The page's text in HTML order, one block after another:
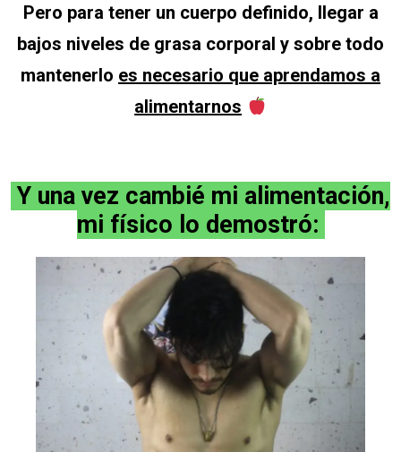
Pero para tener un cuerpo definido, llegar a
bajos niveles de grasa corporal y sobre todo
mantenerlo es necesario que aprendamos a
alimentarnos
Y una vez cambié mi alimentación,
mi físico lo demostró: